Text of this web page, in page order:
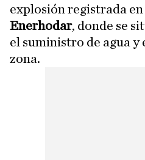
explosión registrada en
Enerhodar, donde se
el suministro de agua y
zona.